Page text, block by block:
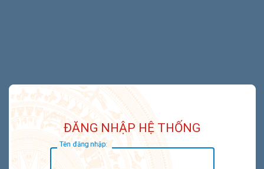
ĐĂNG NHẬP HỆ THỐNG
Tên đăng nhập: